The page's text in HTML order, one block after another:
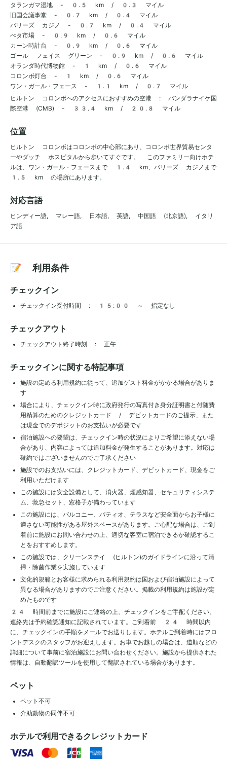
タランガマ湿地 - 0.5 km / 0.3 マイル
旧国会議事堂 - 0.7 km / 0.4 マイル
バリーズ カジノ - 0.7 km / 0.4 マイル
ぺタ市場 - 0.9 km / 0.6 マイル
カーン時計台 - 0.9 km / 0.6 マイル
ゴール フェイス グリーン - 0.9 km / 0.6 マイル
オランダ時代博物館 - 1 km / 0.6 マイル
コロンボ灯台 - 1 km / 0.6 マイル
ワン・ガール・フェース - 1.1 km / 0.7 マイル
ヒルトン コロンボへのアクセスにおすすめの空港 : バンダラナイケ国
際空港 (CMB) - 33.4 km / 20.8 マイル
位置
ヒルトン コロンボはコロンボの中心部にあり、コロンボ世界貿易センタ
ーやダッチ ホスピタルから歩いてすぐです。 このファミリー向けホテ
ルは、ワン・ガール・フェースまで 1.4 km、バリーズ カジノまで
1.5 km の場所にあります。
対応言語
ヒンディー語, マレー語, 日本語, 英語, 中国語 (北京語), イタリ
ア語
📝 利用条件
チェックイン
チェックイン受付時間 : 15:00 ～ 指定なし
チェックアウト
チェックアウト終了時刻 : 正午
チェックインに関する特記事項
施設の定める利用規約に従って、追加ゲスト料金がかかる場合がありま
す
場合により、チェックイン時に政府発行の写真付き身分証明書と付随費
用精算のためのクレジットカード / デビットカードのご提示、また
は現金でのデポジットのお支払いが必要です
宿泊施設への要望は、チェックイン時の状況によりご希望に添えない場
合があり、内容によっては追加料金が発生することがあります。対応は
確約ではございませんのでご了承ください
施設でのお支払いには、クレジットカード、デビットカード、現金をご
利用いただけます
この施設には安全設備として、消火器、煙感知器、セキュリティシステ
ム、救急セット、窓格子が備わっています
この施設には、バルコニー、パティオ、テラスなど安全面からお子様に
適さない可能性がある屋外スペースがあります。ご心配な場合は、ご到
着前に施設にお問い合わせの上、適切な客室に宿泊できるか確認するこ
とをおすすめします。
この施設では、クリーンステイ (ヒルトン)のガイドラインに沿って清
掃・除菌作業を実施しています
文化的規範とお客様に求められる利用規約は国および宿泊施設によって
異なる場合がありますのでご注意ください。掲載の利用規約は施設が定
めたものです
24 時間前までに施設にご連絡の上、チェックインをご手配ください。
連絡先は予約確認通知に記載されています。ご到着前 24 時間以内
に、チェックインの手順をメールでお送りします。ホテルご到着時にはフロ
ントデスクのスタッフがお迎えします。お車でお越しの場合は、道順などの
詳細について事前に宿泊施設にお問い合わせください。施設から提供された
情報は、自動翻訳ツールを使用して翻訳されている場合があります。
ペット
ペット不可
介助動物の同伴不可
ホテルで利用できるクレジットカード